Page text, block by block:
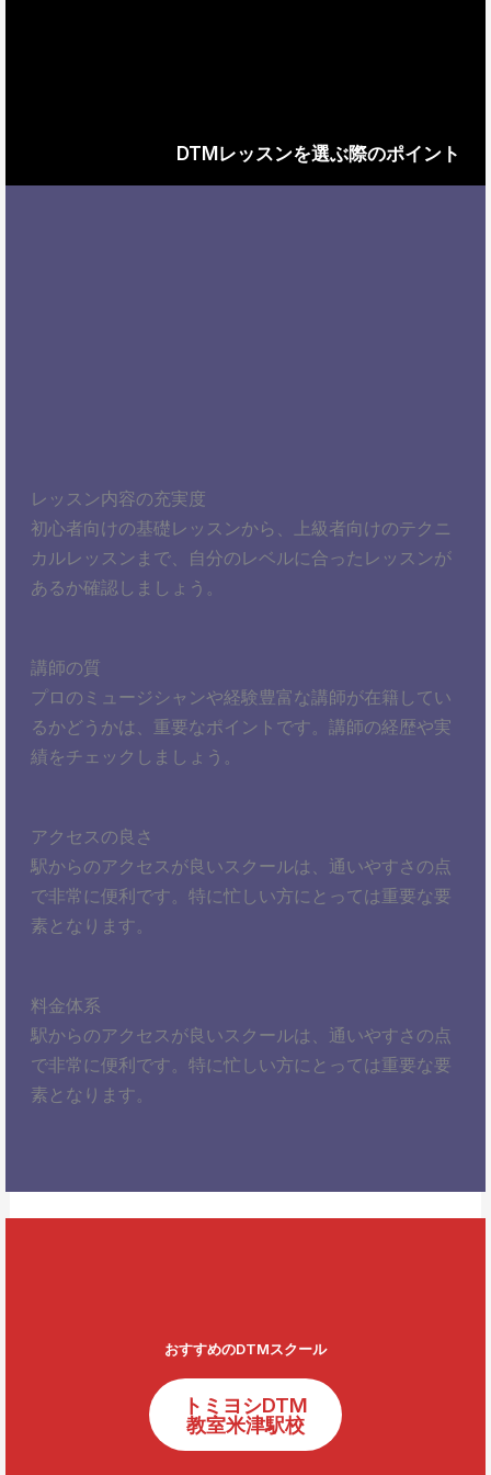
DTMレッスンを選ぶ際のポイント
レッスン内容の充実度
初心者向けの基礎レッスンから、上級者向けのテクニ
カルレッスンまで、自分のレベルに合ったレッスンが
あるか確認しましょう。
講師の質
プロのミュージシャンや経験豊富な講師が在籍してい
るかどうかは、重要なポイントです。講師の経歴や実
績をチェックしましょう。
アクセスの良さ
駅からのアクセスが良いスクールは、通いやすさの点
で非常に便利です。特に忙しい方にとっては重要な要
素となります。
料金体系
駅からのアクセスが良いスクールは、通いやすさの点
で非常に便利です。特に忙しい方にとっては重要な要
素となります。
おすすめのDTMスクール
トミヨシDTM
教室米津駅校